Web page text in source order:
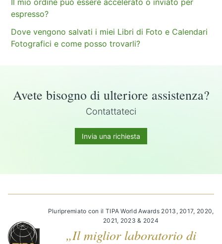
espresso?
Dove vengono salvati i miei Libri di Foto e Calendari
Fotografici e come posso trovarli?
Avete bisogno di ulteriore assistenza?
Contattateci
Invia una richiesta
Pluripremiato con il TIPA World Awards 2013, 2017, 2020,
2021, 2023 & 2024
„Il miglior laboratorio di